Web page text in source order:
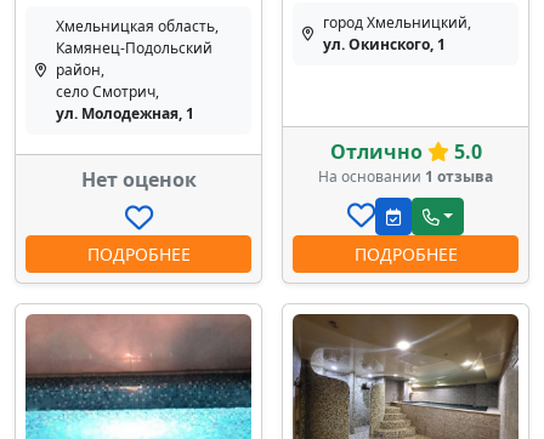
Хмельницкая область,
Камянец-Подольский
район,
село Смотрич,
ул. Молодежная, 1
Нет оценок
ПОДРОБНЕЕ
город Хмельницкий,
ул. Окинского, 1
Отлично 5.0
На основании 1 отзыва
ПОДРОБНЕЕ